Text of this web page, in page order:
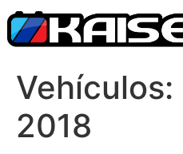
Vehículos:
2018